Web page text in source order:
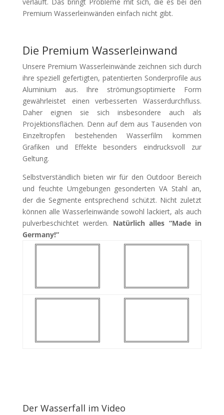
Premium Wasserleinwänden einfach nicht gibt.
Die Premium Wasserleinwand
Unsere Premium Wasserleinwände zeichnen sich durch
ihre speziell gefertigten, patentierten Sonderprofile aus
Aluminium aus. Ihre strömungsoptimierte Form
gewährleistet einen verbesserten Wasserdurchfluss.
Daher eignen sie sich insbesondere auch als
Projektionsflächen. Denn auf dem aus Tausenden von
Einzeltropfen bestehenden Wasserfilm kommen
Grafiken und Effekte besonders eindrucksvoll zur
Geltung.
Selbstverständlich bieten wir für den Outdoor Bereich
und feuchte Umgebungen gesonderten VA Stahl an,
der die Segmente entsprechend schützt. Nicht zuletzt
können alle Wasserleinwände sowohl lackiert, als auch
pulverbeschichtet werden. Natürlich alles “Made in
Germany!”
Der Wasserfall im Video